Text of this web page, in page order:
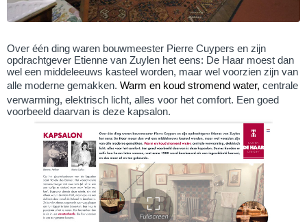
Over één ding waren bouwmeester Pierre Cuypers en zijn
opdrachtgever Etienne van Zuylen het eens: De Haar moest dan
wel een middeleeuws kasteel worden, maar wel voorzien zijn van
alle moderne gemakken. Warm en koud stromend water, centrale
verwarming, elektrisch licht, alles voor het comfort. Een goed
voorbeeld daarvan is deze kapsalon.